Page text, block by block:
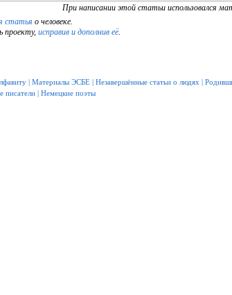
При написании этой статьи использовался
статья о человеке.
проекту, исправив и дополнив её.
Материалы ЭСБЕ Незавершённые статьи о людях
писатели Немецкие поэты